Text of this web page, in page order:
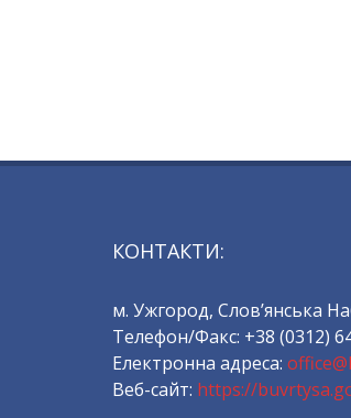
КОНТАКТИ:
м. Ужгород, Слов’янська
Телефон/Факс: +38 (0312)
Електронна адреса:
Веб-сайт: https://